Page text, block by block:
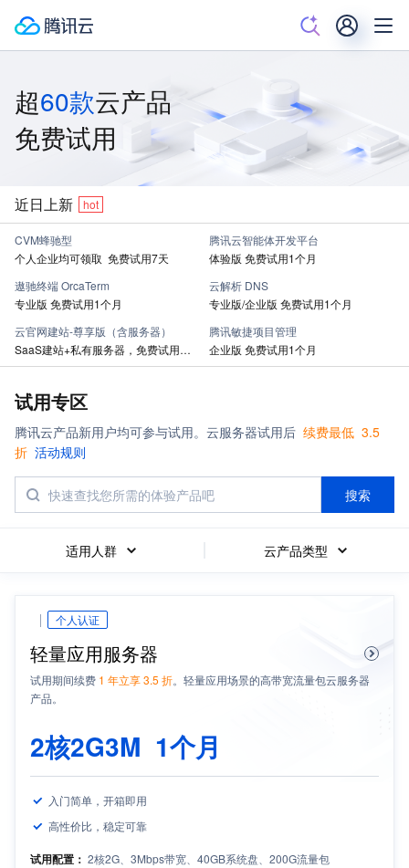
超60款云产品
免费试用
近日上新 hot
CVM蜂驰型
个人企业均可领取 免费试用7天
腾讯云智能体开发平台
体验版 免费试用1个月
遨驰终端 OrcaTerm
专业版 免费试用1个月
云解析 DNS
专业版/企业版 免费试用1个月
云官网建站-尊享版（含服务器）
SaaS建站+私有服务器，免费试用一个月
腾讯敏捷项目管理
企业版 免费试用1个月
试用专区
腾讯云产品新用户均可参与试用。云服务器试用后 续费最低 3.5
折 活动规则
搜索
适用人群 云产品类型
个人认证
轻量应用服务器
试用期间续费 1 年立享 3.5 折。轻量应用场景的高带宽流量包云服务器
产品。
2核2G3M 1个月
入门简单，开箱即用
高性价比，稳定可靠
试用配置： 2核2G、3Mbps带宽、40GB系统盘、200G流量包